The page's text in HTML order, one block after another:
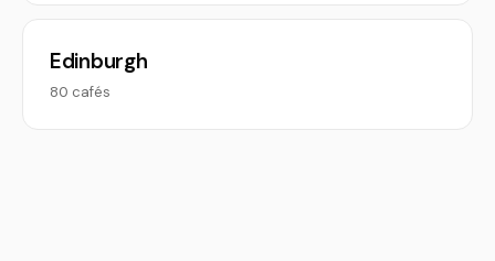
Edinburgh
80 cafés